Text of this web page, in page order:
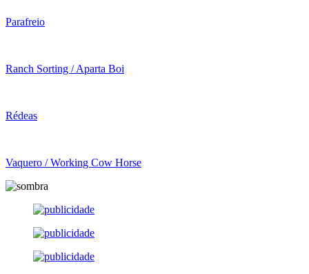
Parafreio
Ranch Sorting / Aparta Boi
Rédeas
Vaquero / Working Cow Horse